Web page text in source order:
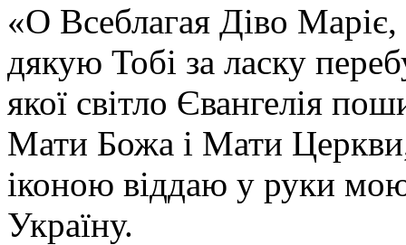
«О Всеблагая Діво
дякую Тобі за ласку
якої світло Євангелія
Мати Божа і Мати
іконою віддаю у руки
Україну.